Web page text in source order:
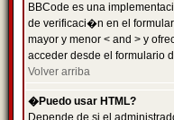
BBCode es una
de verificaci�n en el
mayor y menor < and > y
acceder desde el formulario
Volver arriba
�Puedo usar HTML?
Depende de si el